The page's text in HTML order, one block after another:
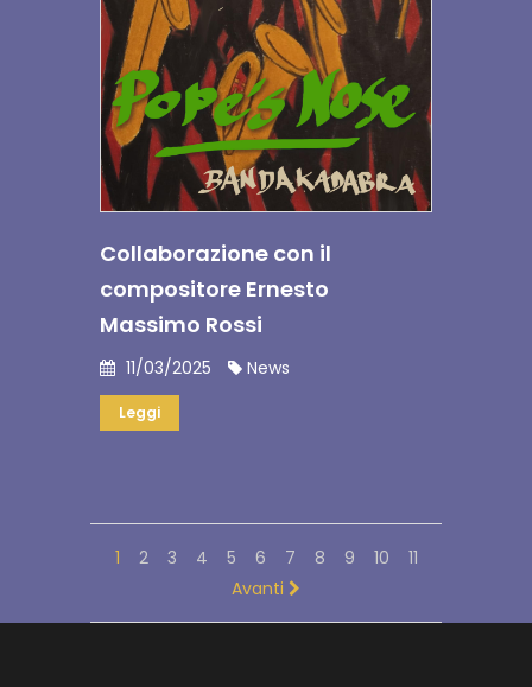
Collaborazione con il
compositore Ernesto
Massimo Rossi
11/03/2025 News
Leggi
1 2 3 4 5 6 7 8 9 10
11
Avanti